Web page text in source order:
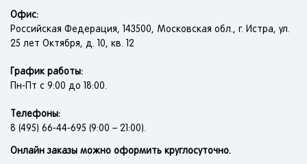
Офис:
Российская Федерация, 143500, Московская обл., г. Истра, ул.
25 лет Октября, д. 10, кв. 12
График работы:
Пн-Пт с 9:00 до 18:00.
Телефоны:
8 (495) 66-44-695 (9:00 – 21:00).
Онлайн заказы можно оформить круглосуточно.